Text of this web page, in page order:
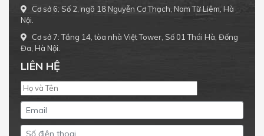
Cơ sở 6: Số 2, ngõ 18 Nguyễn Cơ Thạch, Nam Từ Liêm, Hà
Nội.
Cơ sở 7: Tầng 14, tòa nhà Việt Tower, Số 01 Thái Hà, Đống
Đa, Hà Nội.
LIÊN HỆ